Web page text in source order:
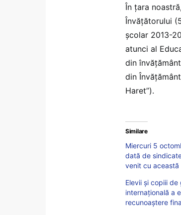
În ţara
Învăţătorului
şcolar 2013-
atunci al
din
din
Haret”).
Similare
Miercuri 5
dată de
venit cu
Elevii și copiii
internațională a
recunoaștere